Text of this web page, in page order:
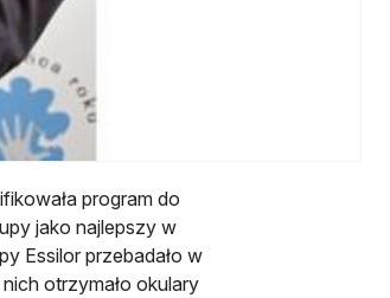
program do
jako najlepszy w
Essilor przebadało w
otrzymało okulary